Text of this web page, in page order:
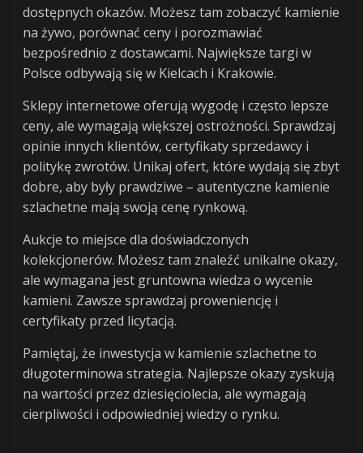
dostępnych okazów. Możesz tam zobaczyć kamienie
na żywo, porównać ceny i porozmawiać
bezpośrednio z dostawcami. Największe targi w
Polsce odbywają się w Kielcach i Krakowie.
Sklepy internetowe oferują wygodę i często lepsze
ceny, ale wymagają większej ostrożności. Sprawdzaj
opinie innych klientów, certyfikaty sprzedawcy i
politykę zwrotów. Unikaj ofert, które wydają się zbyt
dobre, aby były prawdziwe – autentyczne kamienie
szlachetne mają swoją cenę rynkową.
Aukcje to miejsce dla doświadczonych
kolekcjonerów. Możesz tam znaleźć unikalne okazy,
ale wymagana jest gruntowna wiedza o wycenie
kamieni. Zawsze sprawdzaj proweniencję i
certyfikaty przed licytacją.
Pamiętaj, że inwestycja w kamienie szlachetne to
długoterminowa strategia. Najlepsze okazy zyskują
na wartości przez dziesięciolecia, ale wymagają
cierpliwości i odpowiedniej wiedzy o rynku.